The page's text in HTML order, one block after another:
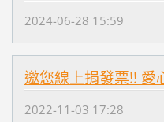
2024-06-28 15:59
邀您線上捐發票!! 愛
2022-11-03 17:28